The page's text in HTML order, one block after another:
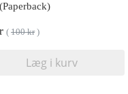
( 100 kr)
Læg i kurv